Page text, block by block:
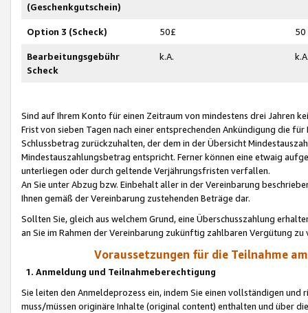
(Geschenkgutschein)
Option 3 (Scheck) 50£ 50
Bearbeitungsgebühr
Scheck
k.A.
Sind auf Ihrem Konto für einen Zeitraum von mindestens drei Jahren
Frist von sieben Tagen nach einer entsprechenden Ankündigung die
Schlussbetrag zurückzuhalten, der dem in der Übersicht
Mindestauszahlungsbetrag entspricht. Ferner können eine etwaig
unterliegen oder durch geltende Verjährungsfristen verfallen.
An Sie unter Abzug bzw. Einbehalt aller in der Vereinbarung
Ihnen gemäß der Vereinbarung zustehenden Beträge dar.
Sollten Sie, gleich aus welchem Grund, eine Überschusszahlung
an Sie im Rahmen der Vereinbarung zukünftig zahlbaren Vergütung zu
Voraussetzungen für die Teilnahme
1. Anmeldung und Teilnahmeberechtigung
Sie leiten den Anmeldeprozess ein, indem Sie einen vollständigen
muss/müssen originäre Inhalte (original content) enthalten und über